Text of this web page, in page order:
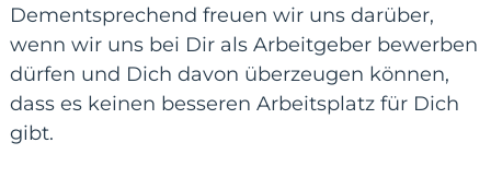
Dementsprechend freuen wir uns darüber,
wenn wir uns bei Dir als Arbeitgeber bewerben
dürfen und Dich davon überzeugen können,
dass es keinen besseren Arbeitsplatz für Dich
gibt.